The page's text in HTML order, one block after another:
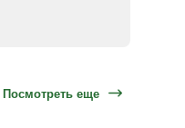
Посмотреть еще